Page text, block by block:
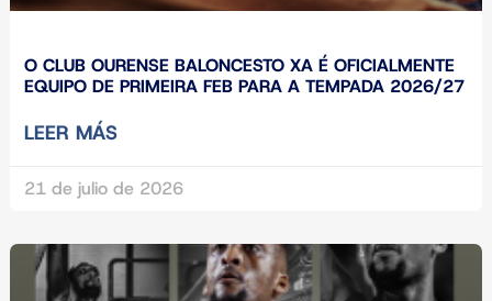
O CLUB OURENSE BALONCESTO XA É OFICIALMENTE
EQUIPO DE PRIMEIRA FEB PARA A TEMPADA 2026/27
LEER MÁS
21 de julio de 2026